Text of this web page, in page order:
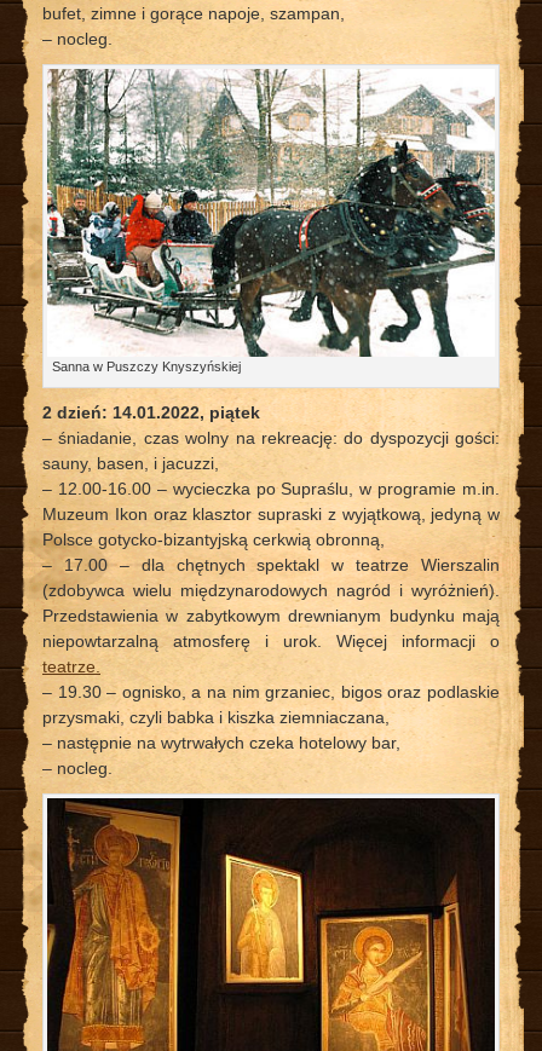
bufet, zimne i gorące napoje, szampan,
– nocleg.
Sanna w Puszczy Knyszyńskiej
2 dzień: 14.01.2022, piątek
– śniadanie, czas wolny na rekreację: do dyspozycji gości:
sauny, basen, i jacuzzi,
– 12.00-16.00 – wycieczka po Supraślu, w programie m.in.
Muzeum Ikon oraz klasztor supraski z wyjątkową, jedyną w
Polsce gotycko-bizantyjską cerkwią obronną,
– 17.00 – dla chętnych spektakl w teatrze Wierszalin
(zdobywca wielu międzynarodowych nagród i wyróżnień).
Przedstawienia w zabytkowym drewnianym budynku mają
niepowtarzalną atmosferę i urok. Więcej informacji o
teatrze.
– 19.30 – ognisko, a na nim grzaniec, bigos oraz podlaskie
przysmaki, czyli babka i kiszka ziemniaczana,
– następnie na wytrwałych czeka hotelowy bar,
– nocleg.